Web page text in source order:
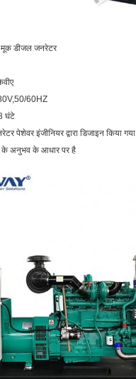
डीजल जनरेटर
60HZ
घंटे
पेशेवर इंजीनियर द्वारा डिजाइन किया गया
के अनुभव के आधार पर है